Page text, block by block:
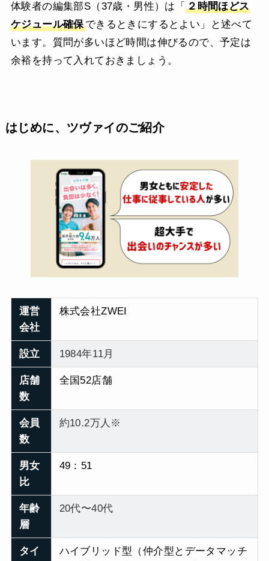
体験者の編集部S（37歳・男性）は「２時間ほどス
ケジュール確保できるときにするとよい」と述べて
います。質問が多いほど時間は伸びるので、予定は
余裕を持って入れておきましょう。
はじめに、ツヴァイのご紹介
運営
会社
株式会社ZWEI
設立 1984年11月
店舗
数
全国52店舗
会員
数
約10.2万人※
男女
比
49：51
年齢
層
20代〜40代
タイ
ハイブリッド型（仲介型とデータマッチ